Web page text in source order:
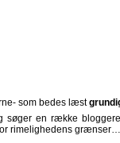
som bedes læst
søger en række
rimelighedens grænser…